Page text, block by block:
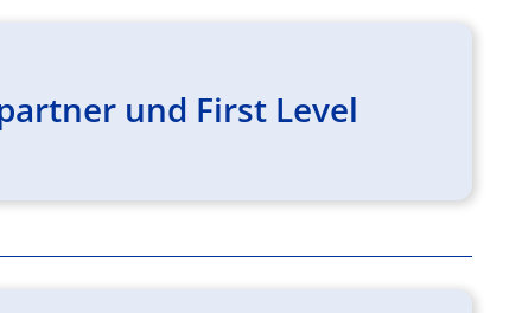
und First Level